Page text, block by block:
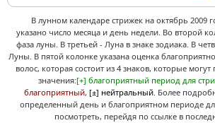
В лунном календаре стрижек на октябрь 2009
указано число месяца и день недели. Во второй
фаза луны. В третьей - Луна в знаке зодиака. В
Луны. В пятой колонке указана оценка
волос, которая состоит из 4 знаков, которые
значения:[+] благоприятный период для
благоприятный, [±] нейтральный. Более
определенный день и благоприятном периоде
посмотреть, перейдя по ссылке в